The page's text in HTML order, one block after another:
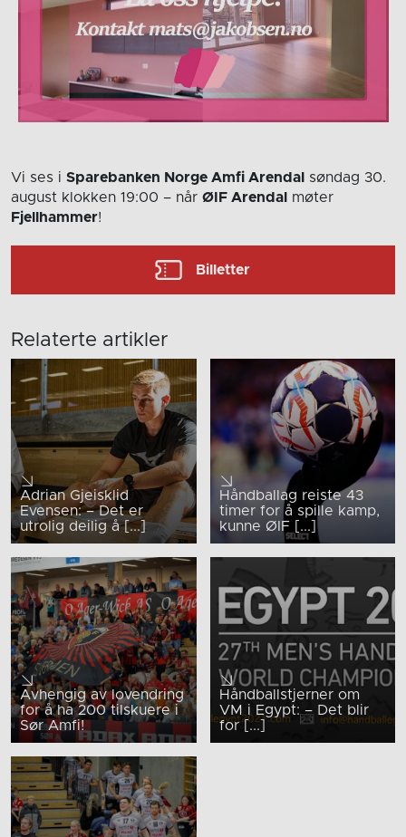
Vi ses i Sparebanken Norge Amfi Arendal
søndag 30.
august klokken 19:00 – når ØIF Arendal
møter
Fjellhammer!
Billetter
Relaterte artikler
Adrian Gjeisklid
Evensen: – Det er
utrolig deilig å [...]
Håndballag reiste 43
timer for å spille kamp,
kunne ØIF [...]
Avhengig av lovendring
for å ha 200 tilskuere i
Sør Amfi!
Håndballstjerner om
VM i Egypt: – Det blir
for [...]